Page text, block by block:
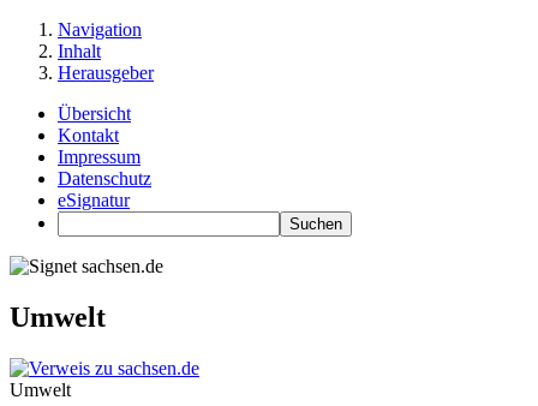
Navigation
Inhalt
Herausgeber
Übersicht
Kontakt
Impressum
Datenschutz
eSignatur
Umwelt
Umwelt